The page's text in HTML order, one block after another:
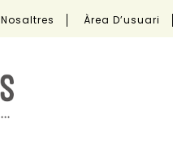
Nosaltres Àrea D’usuari